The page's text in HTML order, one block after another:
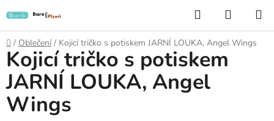
na
obsah
Hledat
KOŠÍK
Domů
/ Oblečení / Kojicí tričko s potiskem JARNÍ LOUKA, Angel Wings
Kojicí tričko s potiskem
JARNÍ LOUKA, Angel
Wings